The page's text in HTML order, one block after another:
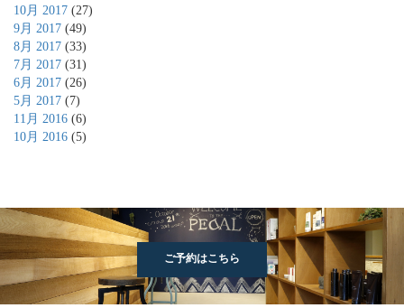
10月 2017 (27)
9月 2017 (49)
8月 2017 (33)
7月 2017 (31)
6月 2017 (26)
5月 2017 (7)
11月 2016 (6)
10月 2016 (5)
ご予約はこちら